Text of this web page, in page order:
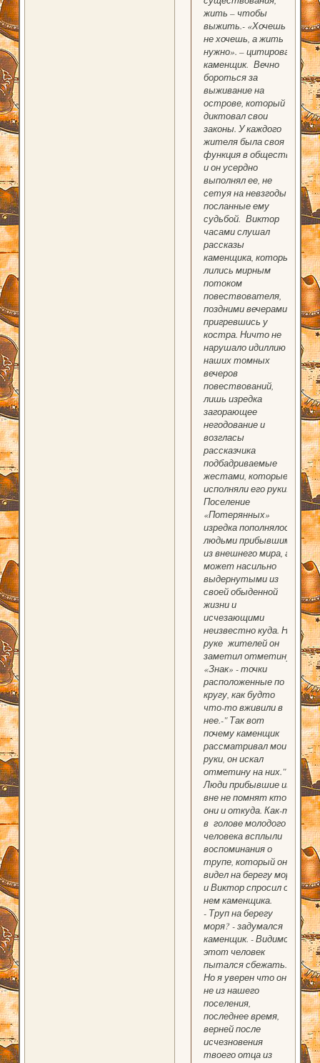
жить – чтобы
выжить.- «Хочешь
не хочешь, а жить
нужно». – цитировал
каменщик. Вечно
бороться за
выживание на
острове, который
диктовал свои
законы. У каждого
жителя была своя
функция в обществе
и он усердно
выполнял ее, не
сетуя на невзгоды
посланные ему
судьбой. Виктор
часами слушал
рассказы
каменщика, которые
лились мирным
потоком
повествователя,
поздними вечерами
пригревшись у
костра. Ничто не
нарушало идиллию
наших томных
вечеров
повествований,
лишь изредка
загорающее
негодование и
возгласы
рассказчика
подбадриваемые
жестами, которые
исполняли его руки.
Поселение
«Потерянных»
изредка пополнялось
людьми прибывшими
из внешнего мира, а
может насильно
выдернутыми из
своей обыденной
жизни и
исчезающими
неизвестно куда. На
руке жителей он
заметил отметину.
«Знак» - точки
расположенные по
кругу, как будто
что-то вживили в
нее.-" Так вот
почему каменщик
рассматривал мои
руки, он искал
отметину на них."
Люди прибывшие из
вне не помнят кто
они и откуда. Как-то
в голове молодого
человека всплыли
воспоминания о
трупе, который он
видел на берегу моря
и Виктор спросил о
нем каменщика.
- Труп на берегу
моря? - задумался
каменщик. - Видимо
этот человек
пытался сбежать.
Но я уверен что он
не из нашего
поселения,
последнее время,
верней после
исчезновения
твоего отца из